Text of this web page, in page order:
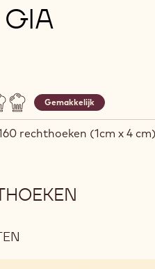
GIA
op
Gemakkelijk
rechthoeken (1cm x 4 cm)